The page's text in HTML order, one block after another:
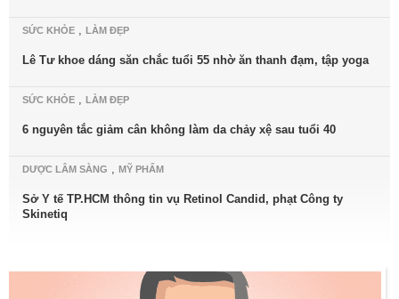
SỨC KHỎE , LÀM ĐẸP
Lê Tư khoe dáng săn chắc tuổi 55 nhờ ăn thanh đạm, tập yoga
SỨC KHỎE , LÀM ĐẸP
6 nguyên tắc giảm cân không làm da chảy xệ sau tuổi 40
DƯỢC LÂM SÀNG , MỸ PHẨM
Sở Y tế TP.HCM thông tin vụ Retinol Candid, phạt Công ty
Skinetiq